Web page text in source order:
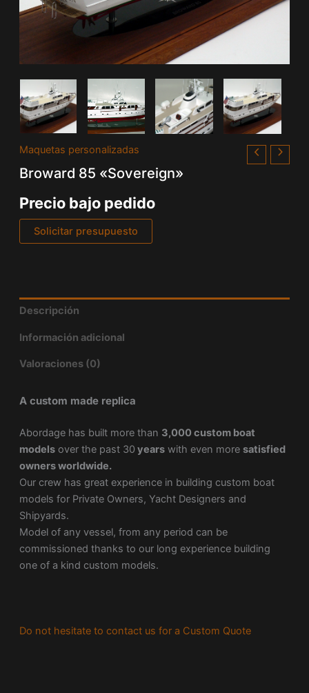
Maquetas personalizadas
Broward 85 «Sovereign»
Precio bajo pedido
Solicitar presupuesto
Descripción
Información adicional
Valoraciones (0)
A custom made replica
Abordage has built more than 3,000 custom boat
modelsover the past 30 yearswith even more satisfied
owners worldwide.
Our crew has great experience in building custom boat
models for Private Owners, Yacht Designers and
Shipyards.
Model of any vessel, from any period can be
commissioned thanks to our long experience building
one of a kind custom models.
Do not hesitate to contact us for a Custom Quote